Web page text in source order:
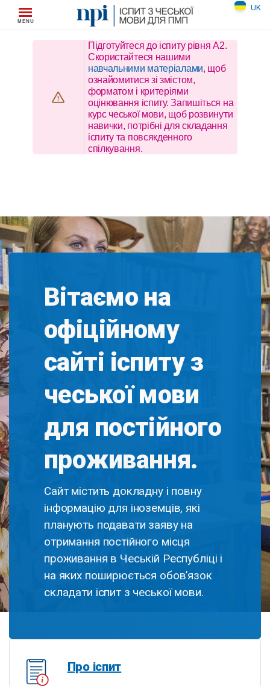
UK
Підготуйтеся до іспиту рівня A2.
Скористайтеся нашими
навчальними матеріалами, щоб
ознайомитися зі змістом,
форматом і критеріями
оцінювання іспиту. Запишіться на
курс чеської мови, щоб розвинути
навички, потрібні для складання
іспиту та повсякденного
спілкування.
Вітаємо на
офіційному
сайті іспиту з
чеської мови
для постійного
проживання.
Сайт містить докладну і повну
інформацію для іноземців, які
планують подавати заяву на
отримання постійного місця
проживання в Чеській Республіці і
на яких поширюється обов’язок
складати іспит з чеської мови.
Про іспит